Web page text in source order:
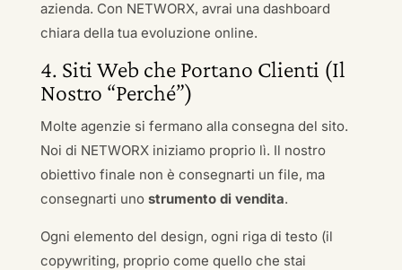
azienda. Con NETWORX, avrai una dashboard
chiara della tua evoluzione online.
4. Siti Web che Portano Clienti (Il
Nostro “Perché”)
Molte agenzie si fermano alla consegna del sito.
Noi di NETWORX iniziamo proprio lì. Il nostro
obiettivo finale non è consegnarti un file, ma
consegnarti uno strumento di vendita.
Ogni elemento del design, ogni riga di testo (il
copywriting, proprio come quello che stai